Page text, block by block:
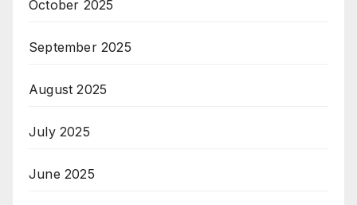
October 2025
September 2025
August 2025
July 2025
June 2025